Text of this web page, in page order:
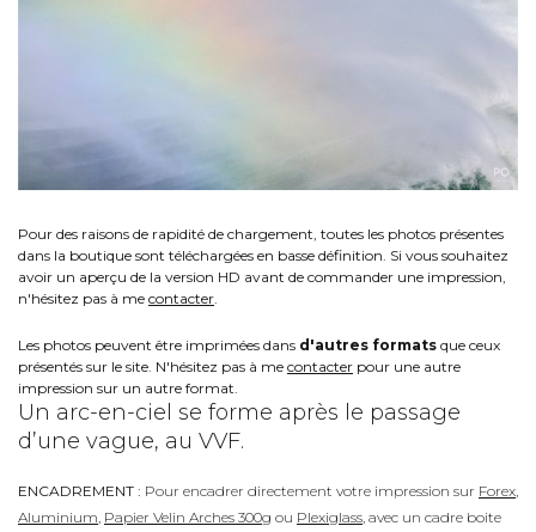
Pour des raisons de rapidité de chargement, toutes les photos présentes
dans la boutique sont téléchargées en basse définition. Si vous souhaitez
avoir un aperçu de la version HD avant de commander une impression,
n'hésitez pas à me contacter
Les photos peuvent être imprimées dans d'autres formats que ceux
présentés sur le site. N'hésitez pas à me contacter pour une autre
impression sur un autre format.
Un arc-en-ciel se forme après le passage
d’une vague, au VVF.
ENCADREMENT : Pour encadrer directement votre impression sur Forex
Aluminium Papier Velin Arches 300g ou Plexiglass , avec un cadre boite